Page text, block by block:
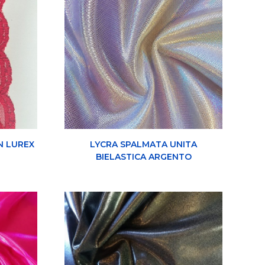
LUREX
LYCRA SPALMATA UNITA
BIELASTICA ARGENTO